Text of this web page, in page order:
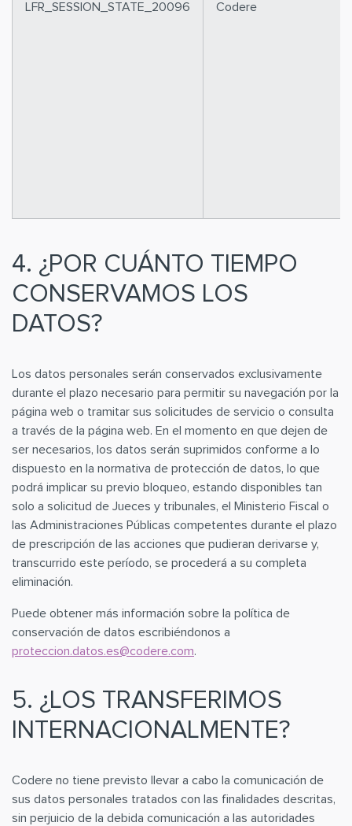
LFR_SESSION_STATE_20096 Codere
4. ¿POR CUÁNTO TIEMPO
CONSERVAMOS LOS
DATOS?
Los datos personales serán conservados exclusivamente
durante el plazo necesario para permitir su navegación por la
página web o tramitar sus solicitudes de servicio o consulta
a través de la página web. En el momento en que dejen de
ser necesarios, los datos serán suprimidos conforme a lo
dispuesto en la normativa de protección de datos, lo que
podrá implicar su previo bloqueo, estando disponibles tan
solo a solicitud de Jueces y tribunales, el Ministerio Fiscal o
las Administraciones Públicas competentes durante el plazo
de prescripción de las acciones que pudieran derivarse y,
transcurrido este período, se procederá a su completa
eliminación.
Puede obtener más información sobre la política de
conservación de datos escribiéndonos a
proteccion.datos.es@codere.com.
5. ¿LOS TRANSFERIMOS
INTERNACIONALMENTE?
Codere no tiene previsto llevar a cabo la comunicación de
sus datos personales tratados con las finalidades descritas,
sin perjuicio de la debida comunicación a las autoridades